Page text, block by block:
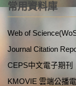
常用資料庫
Web of
Journal Citation
CEPS中文電子期刊
KMOVIE 雲端公播